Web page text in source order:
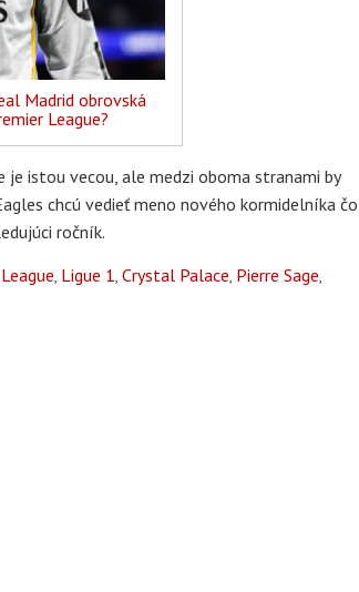
Madrid obrovská
League?
je istou vecou, ale medzi oboma stranami by
chcú vedieť meno nového kormidelníka čo
ročník.
Ligue 1 Crystal Palace Pierre Sage